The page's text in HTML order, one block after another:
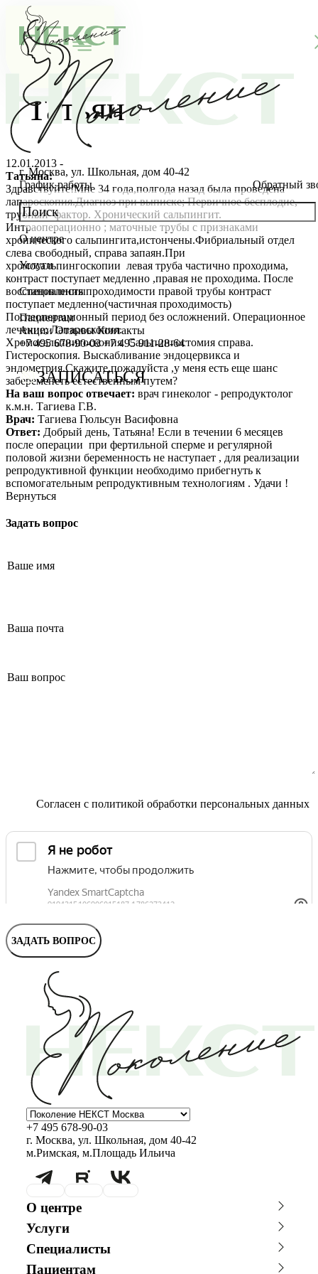
г. Москва, ул. Школьная, дом 40-42
График работы
Обратный
О центре
О клинике
Новости
Благотворительность
Сотрудничество с врачами
График работы
Фотогалерея
Видео
Истории пациентов
Услуги
Консультации специалистов
Стоимость ЭКО
Программы врт и эко
Донорство
Акушерство и гинекология
Андрология
Анализы
Специалисты
Главный врач
Заместитель главного врача
Репродуктолог
Гинеколог
Андролог
Генетик
Эндокринолог
Специалист УЗД
Психолог
Пациентам
Онлайн-консультации специалистов
Онлайн-оплата
Вопрос специалисту (Вопрос-ответ)
ЭКО по ОМС
Хранение эмбрионов
Налоговый вычет
Проживание
Обследование перед ЭКО, для сурмам и доноров (на
АкцииОтзывыКонтакты
+7 495 678-90-03 +7 495 911-28-64
ЗАПИСАТЬСЯ
Татьяна
12.01.2013 -
Татьяна:
Здравствуйте!Мне 34 года,полгода назад была проведена
лапароскопия.Диагноз при выписке; Первичное бесплодие,
трубный фактор. Хронический сальпингит.
Интраоперационно ; маточные трубы с признаками
хронического сальпингита,истончены.Фибриальный отдел
слева свободный, справа запаян.При
хромосальпингоскопии левая труба частично проходима,
контраст поступает медленно ,правая не проходима. После
восстановления проходимости правой трубы контраст
поступает медленно(частичная проходимость)
Послеоперационный период без осложнений. Операционное
лечение; Лапароскопия.
Хромосальпингоскопия Сальпингостомия справа.
Гистероскопия. Выскабливание эндоцервикса и
эндометрия.Скажите,пожалуйста ,у меня есть еще шанс
забеременеть естественным путем?
На ваш вопрос отвечает: врач гинеколог - репродуктолог
к.м.н. Тагиева Г.В.
Врач: Тагиева Гюльсун Васифовна
Ответ: Добрый день, Татьяна! Если в течении 6 месяцев
после операции при фертильной сперме и регулярной
половой жизни беременность не наступает , для реализации
репродуктивной функции необходимо прибегнуть к
вспомогательным репродуктивным технологиям . Удачи !
Вернуться
Задать вопрос
Согласен с политикой обработки персональных данных
ЗАДАТЬ ВОПРОС
+7 495 678-90-03
г. Москва, ул. Школьная, дом 40-42
м.Римская, м.Площадь Ильича
О центре
О клинике
Благотворительность
График работы
Услуги
Консультации специалистов
Программы врт и эко
Акушерство и гинекология
Специалисты
Главный врач
Пациентам